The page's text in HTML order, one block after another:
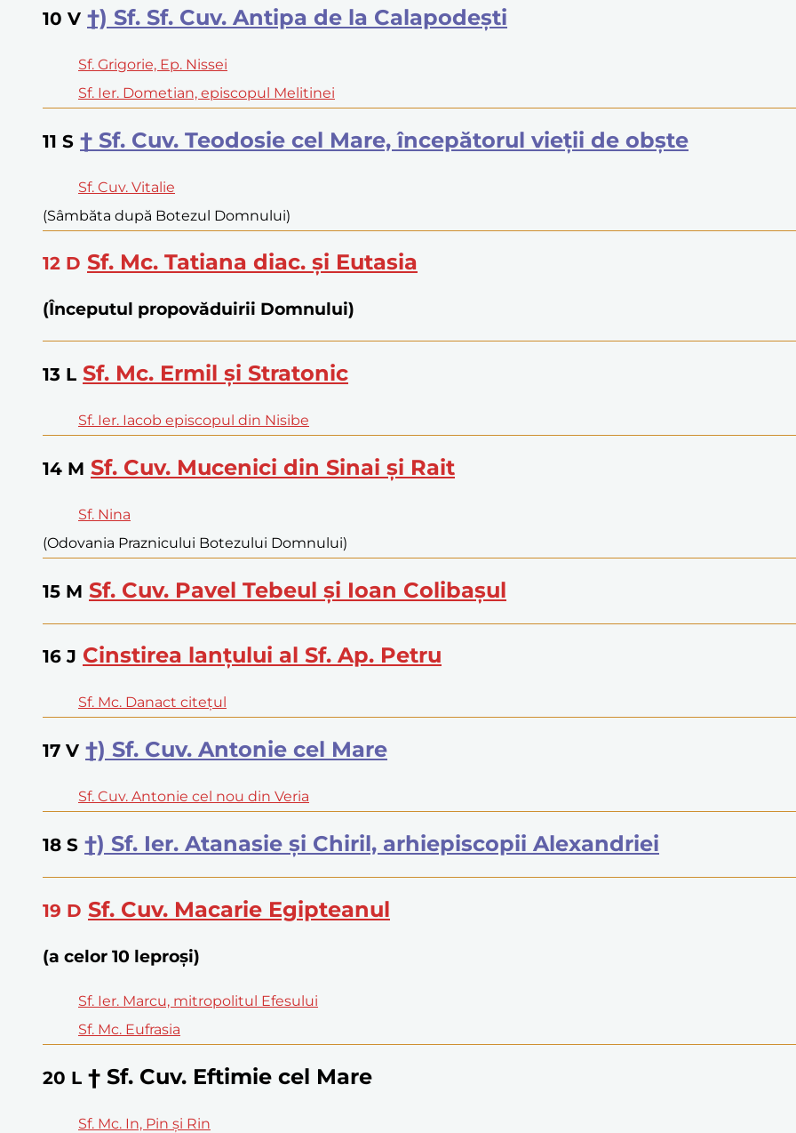
10 V †) Sf. Sf. Cuv. Antipa de la Calapodeşti
Sf. Grigorie, Ep. Nissei
Sf. Ier. Dometian, episcopul Melitinei
11 S † Sf. Cuv. Teodosie cel Mare, începătorul vieţii de obşte
Sf. Cuv. Vitalie
(Sâmbăta după Botezul Domnului)
12 D Sf. Mc. Tatiana diac. şi Eutasia
(Începutul propovăduirii Domnului)
13 L Sf. Mc. Ermil şi Stratonic
Sf. Ier. Iacob episcopul din Nisibe
14 M Sf. Cuv. Mucenici din Sinai şi Rait
Sf. Nina
(Odovania Praznicului Botezului Domnului)
15 M Sf. Cuv. Pavel Tebeul şi Ioan Colibaşul
16 J Cinstirea lanţului al Sf. Ap. Petru
Sf. Mc. Danact citeţul
17 V †) Sf. Cuv. Antonie cel Mare
Sf. Cuv. Antonie cel nou din Veria
18 S †) Sf. Ier. Atanasie şi Chiril, arhiepiscopii Alexandriei
19 D Sf. Cuv. Macarie Egipteanul
(a celor 10 leproşi)
Sf. Ier. Marcu, mitropolitul Efesului
Sf. Mc. Eufrasia
20 L † Sf. Cuv. Eftimie cel Mare
Sf. Mc. In, Pin şi Rin